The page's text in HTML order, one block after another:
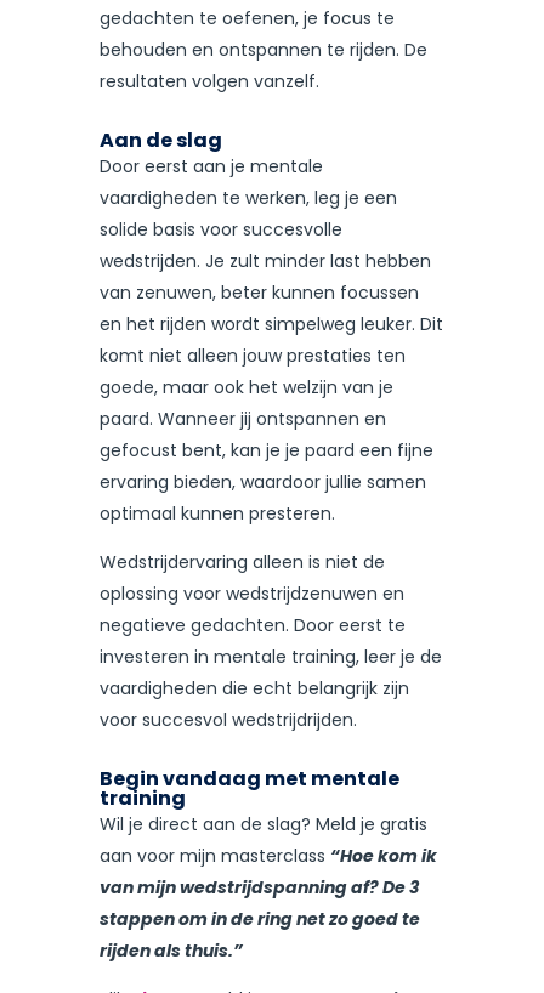
gedachten te oefenen, je focus te
behouden en ontspannen te rijden. De
resultaten volgen vanzelf.
Aan de slag
Door eerst aan je mentale
vaardigheden te werken, leg je een
solide basis voor succesvolle
wedstrijden. Je zult minder last hebben
van zenuwen, beter kunnen focussen
en het rijden wordt simpelweg leuker. Dit
komt niet alleen jouw prestaties ten
goede, maar ook het welzijn van je
paard. Wanneer jij ontspannen en
gefocust bent, kan je je paard een fijne
ervaring bieden, waardoor jullie samen
optimaal kunnen presteren.
Wedstrijdervaring alleen is niet de
oplossing voor wedstrijdzenuwen en
negatieve gedachten. Door eerst te
investeren in mentale training, leer je de
vaardigheden die echt belangrijk zijn
voor succesvol wedstrijdrijden.
Begin vandaag met mentale
training
Wil je direct aan de slag? Meld je gratis
aan voor mijn masterclass “Hoe kom ik
van mijn wedstrijdspanning af? De 3
stappen om in de ring net zo goed te
rijden als thuis.”